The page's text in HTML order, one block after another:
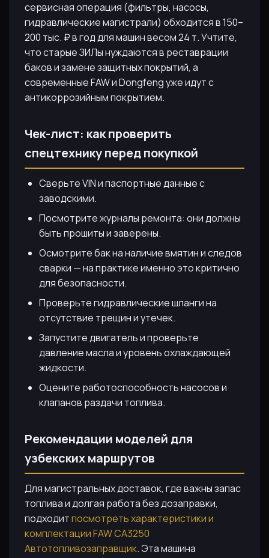
сервисная операция (фильтры, насосы,
гидравлические магистрали) обходится в 150–
200 тыс. ₽ в год для машин весом 24 т. Учтите,
что старые ЗИЛы нуждаются в реставрации
баков и замене защитных покрытий, а
современные FAW и Dongfeng уже идут с
антикоррозийным покрытием.
Чек-лист: как проверить
спецтехнику перед покупкой
Сверьте VIN и паспортные данные с
заводскими.
Посмотрите журналы ремонта: они должны
быть прошиты и заверены.
Осмотрите бак на наличие вмятин и следов
сварки — на практике именно это критично
для безопасности.
Проверьте гидравлические шланги на
отсутствие трещин и утечек.
Запустите двигатель и проверьте
давление масла и уровень охлаждающей
жидкости.
Оцените работоспособность насосов и
клапанов раздачи топлива.
Рекомендации моделей для
узбекских маршрутов
Для магистральных доставок, где важны запас
топлива и долгая работа без дозаправки,
подходитпосмотреть характеристики и
комплектации FAW CA3250
Автотопливозаправщик. Эта машина